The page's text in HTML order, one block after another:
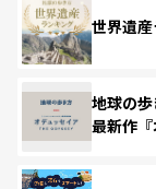
世界遺
地球の
最新作『